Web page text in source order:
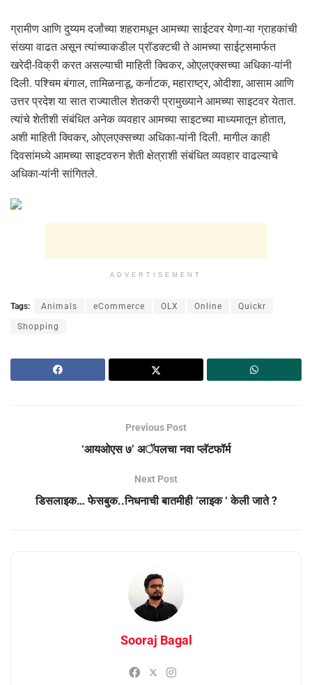
ग्रामीण आणि दुय्यम दर्जांच्या शहरामधून आमच्या साईटवर येणा-या ग्राहकांची
संख्या वाढत असून त्यांच्याकडील प्रॉडक्टची ते आमच्या साईट्समार्फत
खरेदी-विक्री करत असल्याची माहिती क्विकर, ओएलएक्सच्या अधिका-यांनी
दिली. पश्चिम बंगाल, तामिळनाडू, कर्नाटक, महाराष्ट्र, ओदीशा, आसाम आणि
उत्तर प्रदेश या सात राज्यातील शेतकरी प्रामुख्याने आमच्या साइटवर येतात.
त्यांचे शेतीशी संबंधित अनेक व्यवहार आमच्या साइटच्या माध्यमातून होतात,
अशी माहिती क्विकर, ओएलएक्सच्या अधिका-यांनी दिली. मागील काही
दिवसांमध्ये आमच्या साइटवरुन शेती क्षेत्राशी संबंधित व्यवहार वाढल्याचे
अधिका-यांनी सांगितले.
ADVERTISEMENT
Tags: Animals eCommerce OLX Online Quickr
Shopping
Previous Post
‘आयओएस ७’ अॅपलचा नवा प्लॅटफॉर्म
Next Post
डिसलाइक… फेसबुक..निधनाची बातमीही ‘लाइक ‘ केली जाते ?
Sooraj Bagal